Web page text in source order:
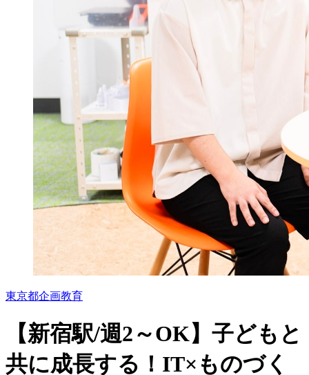
東京都企画教育
【新宿駅/週2～OK】子どもと
共に成長する！IT×ものづく